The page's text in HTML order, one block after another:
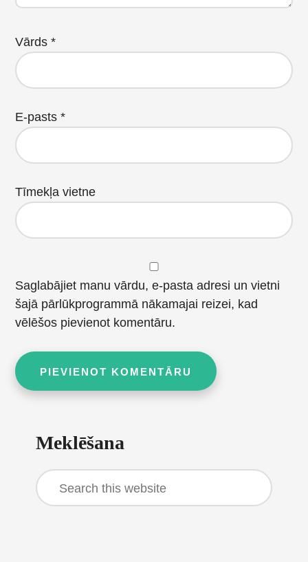
Vārds*
E-pasts*
Tīmekļa vietne
Saglabājiet manu vārdu, e-pasta adresi un vietni
šajā pārlūkprogrammā nākamajai reizei, kad
vēlēšos pievienot komentāru.
Sidebar
Meklēšana
Search
this
website